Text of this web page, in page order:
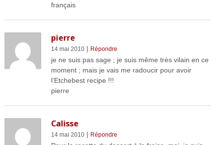
français
pierre
14 mai 2010| Répondre
je ne suis pas sage ; je suis même très vilain en ce
moment ; mais je vais me radoucir pour avoir
l’Etchebest recipe !!!
pierre
Calisse
14 mai 2010| Répondre